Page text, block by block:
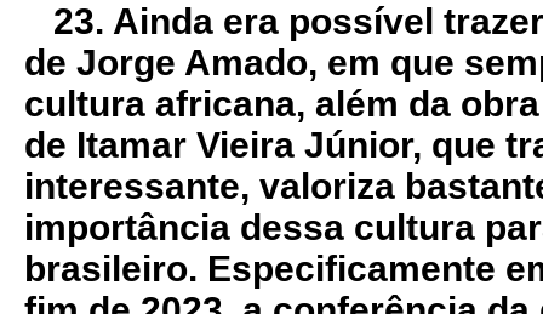
23. Ainda era possível
de Jorge Amado, em que
cultura africana, além da
de Itamar Vieira Júnior, que
interessante, valoriza
importância dessa cultura
brasileiro. Especificamente